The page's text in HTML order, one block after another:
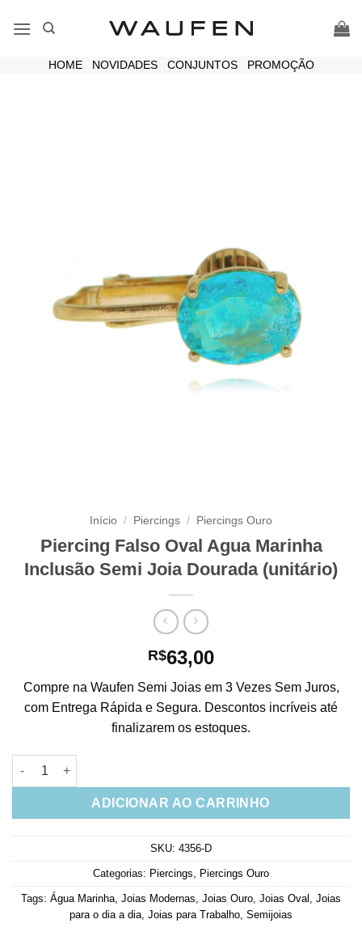
HOME| NOVIDADES| CONJUNTOS| PROMOÇÃO
Início / Piercings / Piercings Ouro
Piercing Falso Oval Agua Marinha
Inclusão Semi Joia Dourada (unitário)
R$63,00
Compre na Waufen Semi Joias em 3 Vezes Sem Juros,
com Entrega Rápida e Segura. Descontos incríveis até
finalizarem os estoques.
Piercing Falso Oval Agua Marinha Inclusão Semi Joia
ADICIONAR AO CARRINHO
SKU: 4356-D
Categorias: Piercings Piercings Ouro
Tags: Água Marinha Joias Modernas Joias Ouro Joias Oval Joias
para o dia a dia Joias para Trabalho Semijoias